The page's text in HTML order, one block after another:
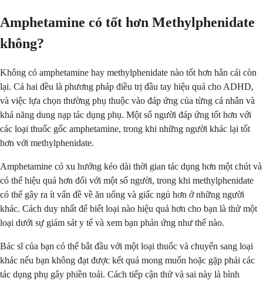
Amphetamine có tốt hơn Methylphenidate
không?
Không có amphetamine hay methylphenidate nào tốt hơn hẳn cái còn
lại. Cả hai đều là phương pháp điều trị đầu tay hiệu quả cho ADHD,
và việc lựa chọn thường phụ thuộc vào đáp ứng của từng cá nhân và
khả năng dung nạp tác dụng phụ. Một số người đáp ứng tốt hơn với
các loại thuốc gốc amphetamine, trong khi những người khác lại tốt
hơn với methylphenidate.
Amphetamine có xu hướng kéo dài thời gian tác dụng hơn một chút và
có thể hiệu quả hơn đối với một số người, trong khi methylphenidate
có thể gây ra ít vấn đề về ăn uống và giấc ngủ hơn ở những người
khác. Cách duy nhất để biết loại nào hiệu quả hơn cho bạn là thử một
loại dưới sự giám sát y tế và xem bạn phản ứng như thế nào.
Bác sĩ của bạn có thể bắt đầu với một loại thuốc và chuyển sang loại
khác nếu bạn không đạt được kết quả mong muốn hoặc gặp phải các
tác dụng phụ gây phiền toái. Cách tiếp cận thử và sai này là bình